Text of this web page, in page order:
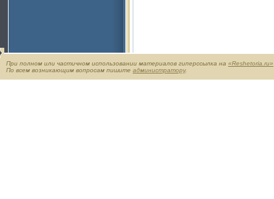
При полном или частичном использовании материалов гиперссылка на «Reshetoria.ru»
По всем возникающим вопросам пишите администратору.